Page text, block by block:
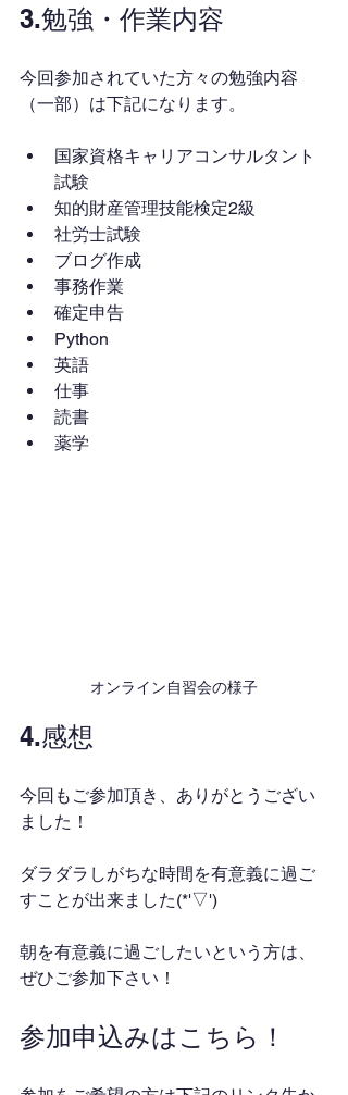
3.勉強・作業内容
今回参加されていた方々の勉強内容
（一部）は下記になります。
国家資格キャリアコンサルタント
試験
知的財産管理技能検定2級
社労士試験
ブログ作成
事務作業
確定申告
Python
英語
仕事
読書
薬学
オンライン自習会の様子
4.感想
今回もご参加頂き、ありがとうござい
ました！
ダラダラしがちな時間を有意義に過ご
すことが出来ました(*'▽')
朝を有意義に過ごしたいという方は、
ぜひご参加下さい！
参加申込みはこちら！